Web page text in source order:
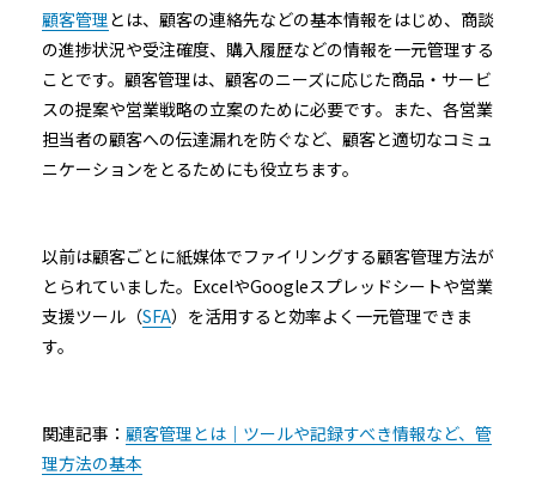
顧客管理とは、顧客の連絡先などの基本情報をはじめ、商談
の進捗状況や受注確度、購入履歴などの情報を一元管理する
ことです。顧客管理は、顧客のニーズに応じた商品・サービ
スの提案や営業戦略の立案のために必要です。また、各営業
担当者の顧客への伝達漏れを防ぐなど、顧客と適切なコミュ
ニケーションをとるためにも役立ちます。
以前は顧客ごとに紙媒体でファイリングする顧客管理方法が
とられていました。ExcelやGoogleスプレッドシートや営業
支援ツール（SFA）を活用すると効率よく一元管理できま
す。
関連記事： 顧客管理とは｜ツールや記録すべき情報など、管
理方法の基本